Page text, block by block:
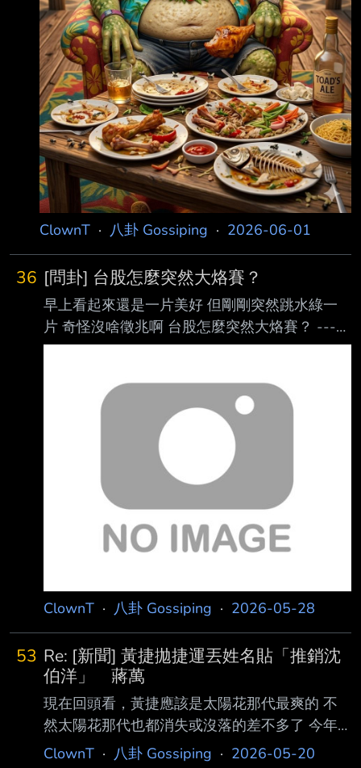
ClownT · 八卦 Gossiping · 2026-06-01
36 [問卦] 台股怎麼突然大烙賽？
早上看起來還是一片美好 但剛剛突然跳水綠一
片 奇怪沒啥徵兆啊 台股怎麼突然大烙賽？ -----
Sent from JPTT on my iPhone --
ClownT · 八卦 Gossiping · 2026-05-28
53 Re: [新聞] 黃捷拋捷運丟姓名貼「推銷沈
伯洋」 蔣萬
現在回頭看，黃捷應該是太陽花那代最爽的 不
然太陽花那代也都消失或沒落的差不多了 今年
連阿苗都被蛋雕了，吳崢看來也變炮灰型角色
ClownT · 八卦 Gossiping · 2026-05-20